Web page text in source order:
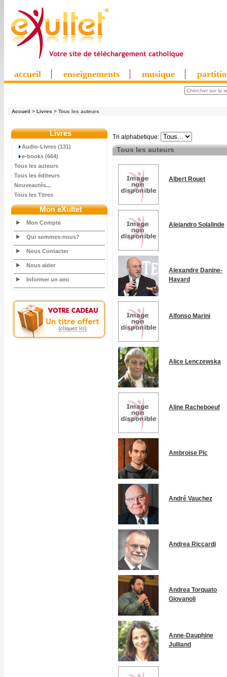
accueil enseignements musique
Accueil > Livres > Tous les auteurs
Livres
Audio-Livres (131)
e-books (664)
Tous les auteurs
Tous les éditeurs
Nouveautés...
Tous les Titres
Mon eXultet
Mon Compte
Qui sommes-nous?
Nous Contacter
Nous aider
Informer un ami
Tri alphabetique:
Tous les auteurs
Albert Rouet
Alejandro Solalinde
Alexandre Danine-
Havard
Alfonso Marini
Alice Lenczewska
Aline Racheboeuf
Ambroise Pic
André Vauchez
Andrea Riccardi
Andrea Torquato
Giovanoli
Anne-Dauphine
Julliand